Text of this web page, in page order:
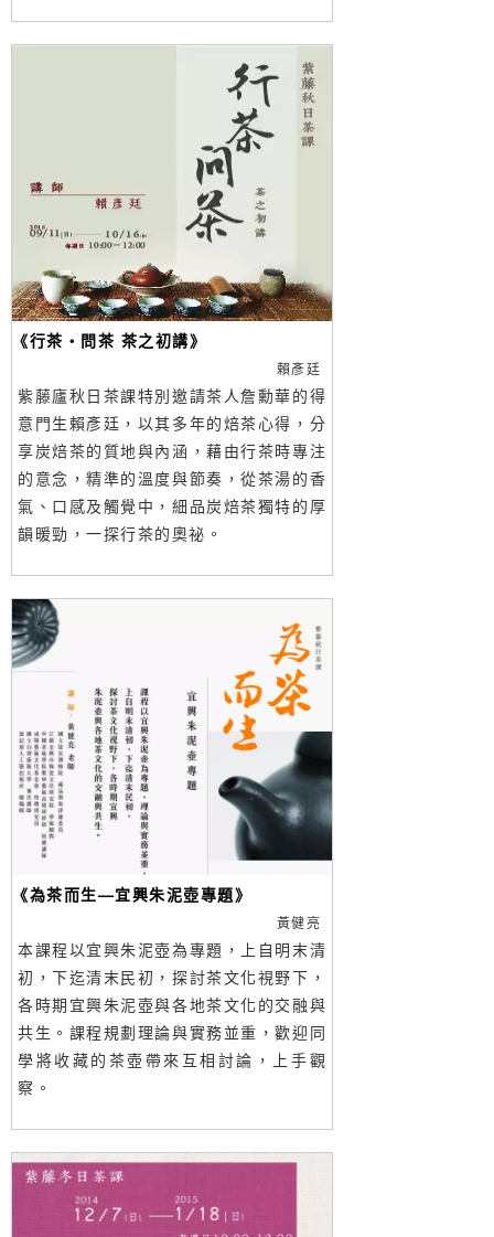
《行茶‧問茶 茶之初講》
賴彥廷
紫藤廬秋日茶課特別邀請茶人詹勳華的得
意門生賴彥廷，以其多年的焙茶心得，分
享炭焙茶的質地與內涵，藉由行茶時專注
的意念，精準的溫度與節奏，從茶湯的香
氣、口感及觸覺中，細品炭焙茶獨特的厚
韻暖勁，一探行茶的奧祕。
《為茶而生—宜興朱泥壺專題》
黃健亮
本課程以宜興朱泥壺為專題，上自明末清
初，下迄清末民初，探討茶文化視野下，
各時期宜興朱泥壺與各地茶文化的交融與
共生。課程規劃理論與實務並重，歡迎同
學將收藏的茶壺帶來互相討論，上手觀
察。